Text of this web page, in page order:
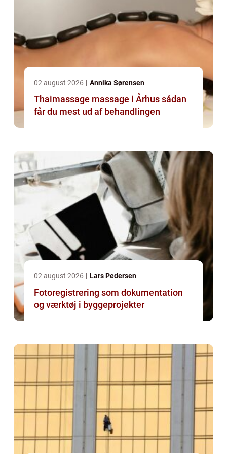
02 august 2026 Annika Sørensen
Thaimassage massage i Århus sådan
får du mest ud af behandlingen
02 august 2026 Lars Pedersen
Fotoregistrering som dokumentation
og værktøj i byggeprojekter